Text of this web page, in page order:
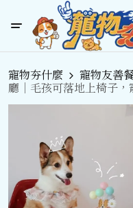
寵物夯什麼 寵物友善
廳｜毛孩可落地上椅子